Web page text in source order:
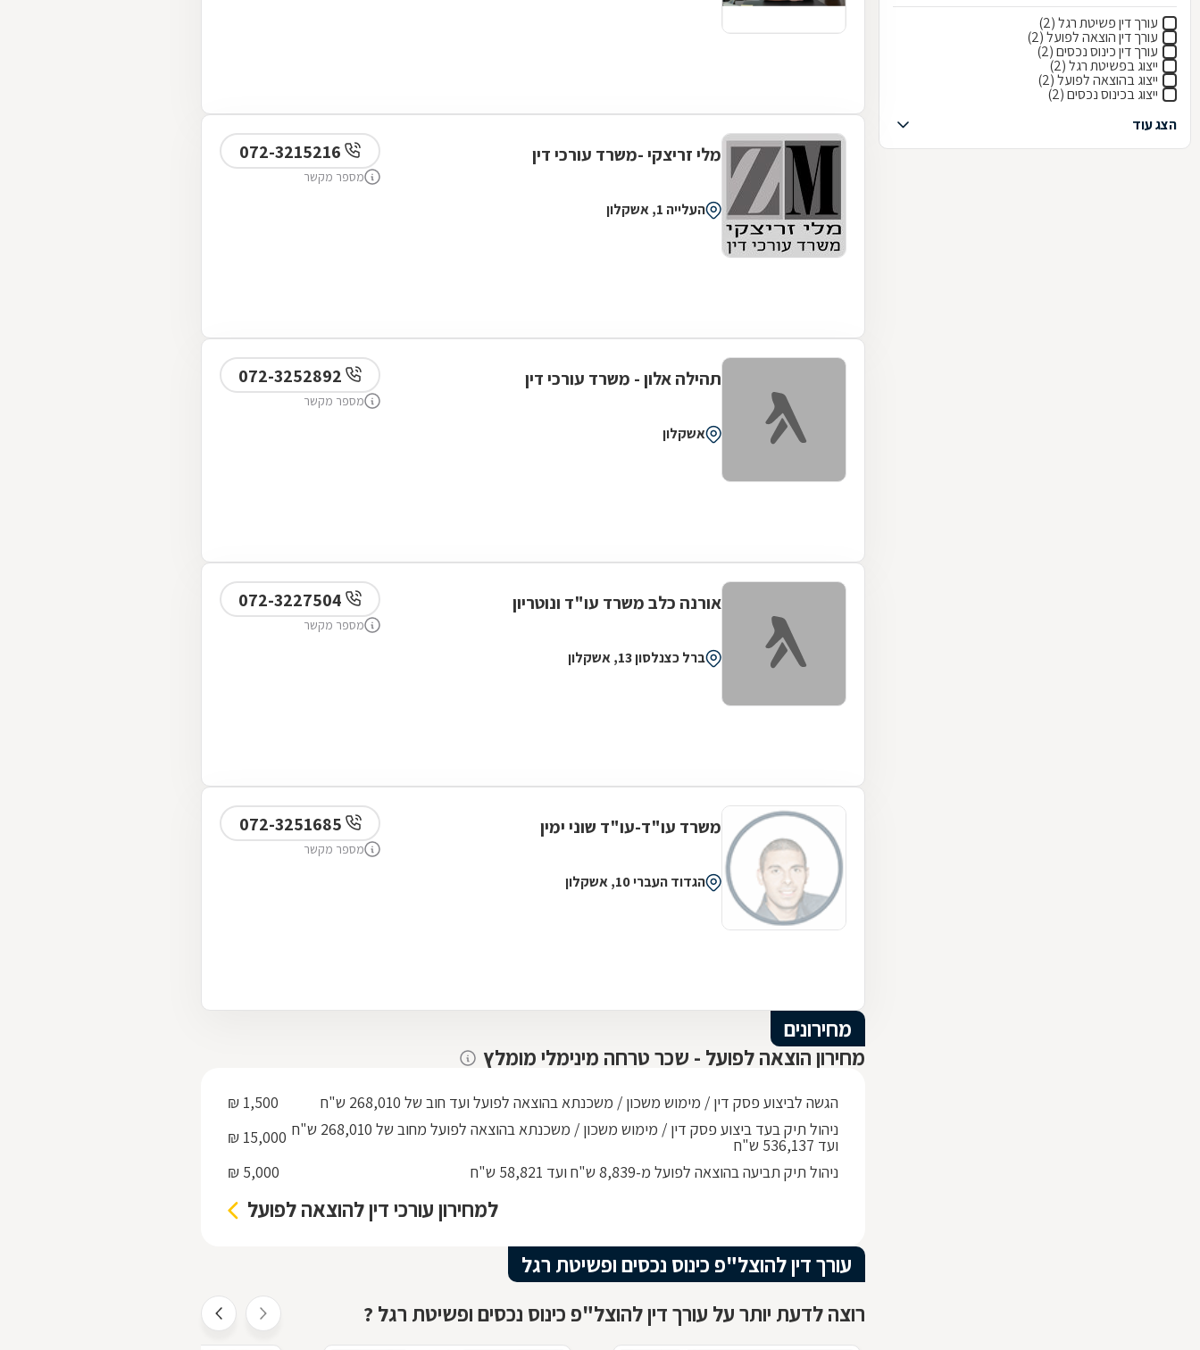
עורך דין פשיטת רגל (2)
עורך דין הוצאה לפועל (2)
עורך דין כינוס נכסים (2)
ייצוג בפשיטת רגל (2)
ייצוג בהוצאה לפועל (2)
ייצוג בכינוס נכסים (2)
הצג עוד
מלי זריצקי -משרד עורכי דין
העלייה 1, אשקלון
מספר מקשר
תהילה אלון - משרד עורכי דין
אשקלון
מספר מקשר
אורנה כלב משרד עו"ד ונוטריון
ברל כצנלסון 13, אשקלון
מספר מקשר
משרד עו"ד-עו"ד שוני ימין
הגדוד העברי 10, אשקלון
מספר מקשר
מחירונים
מחירון הוצאה לפועל - שכר טרחה מינימלי מומלץ
הגשה לביצוע פסק דין / מימוש משכון / משכנתא בהוצאה לפועל ועד חוב של 268,010 ש"ח
1,500 ₪
ניהול תיק בעד ביצוע פסק דין / מימוש משכון / משכנתא בהוצאה לפועל מחוב של 268,010 ש"ח
ועד 536,137 ש"ח
15,000 ₪
ניהול תיק תביעה בהוצאה לפועל מ-8,839 ש"ח ועד 58,821 ש"ח
5,000 ₪
למחירון עורכי דין להוצאה לפועל
עורך דין להוצל"פ כינוס נכסים ופשיטת רגל
רוצה לדעת יותר על עורך דין להוצל"פ כינוס נכסים ופשיטת רגל ?